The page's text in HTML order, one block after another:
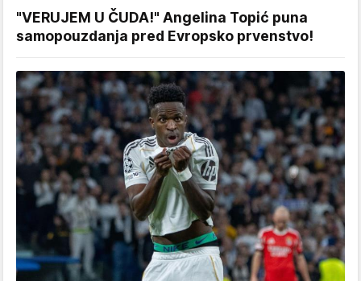
"VERUJEM U ČUDA!" Angelina Topić puna
samopouzdanja pred Evropsko prvenstvo!